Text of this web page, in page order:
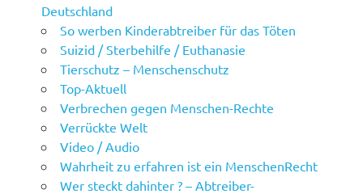
Deutschland
So werben Kinderabtreiber für das Töten
Suizid / Sterbehilfe / Euthanasie
Tierschutz – Menschenschutz
Top-Aktuell
Verbrechen gegen Menschen-Rechte
Verrückte Welt
Video / Audio
Wahrheit zu erfahren ist ein MenschenRecht
Wer steckt dahinter ? – Abtreiber-